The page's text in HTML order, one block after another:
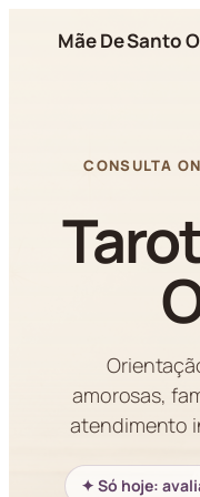
Mãe De Santo
CONSULTA
amorosas,
atendimento
✦ Só hoje: